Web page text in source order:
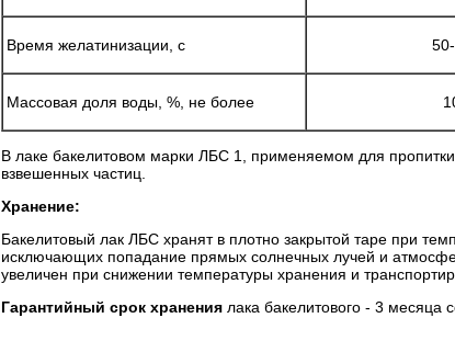
Время желатинизации, с
Массовая доля воды, %, не более
В лаке бакелитовом марки ЛБС 1, применяемом для пропитки
взвешенных частиц.
Хранение:
Бакелитовый лак ЛБС хранят в плотно закрытой таре при
исключающих попадание прямых солнечных лучей и
увеличен при снижении температуры хранения и
Гарантийный срок хранения лака бакелитового - 3 месяца